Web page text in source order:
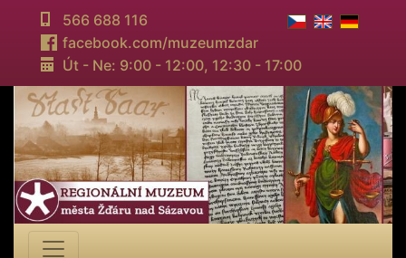
566 688 116
facebook.com/muzeumzdar
Út - Ne: 9:00 - 12:00, 12:30 - 17:00